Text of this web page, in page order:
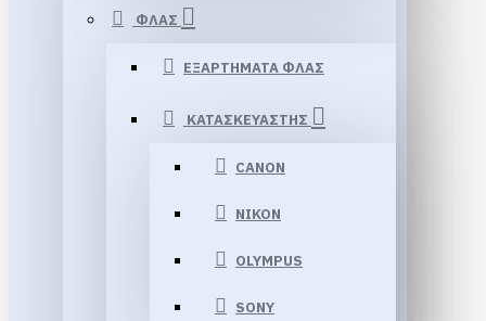
ΦΛΑΣ
ΕΞΑΡΤΗΜΑΤΑ ΦΛΑΣ
ΚΑΤΑΣΚΕΥΑΣΤΗΣ
CANON
NIKON
OLYMPUS
SONY